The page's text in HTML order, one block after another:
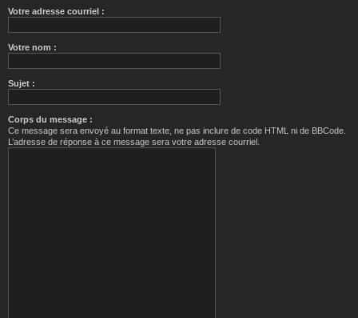
Votre adresse courriel :
Votre nom :
Sujet :
Corps du message :
Ce message sera envoyé au format texte, ne pas inclure de code HTML ni de BBCode.
L’adresse de réponse à ce message sera votre adresse courriel.